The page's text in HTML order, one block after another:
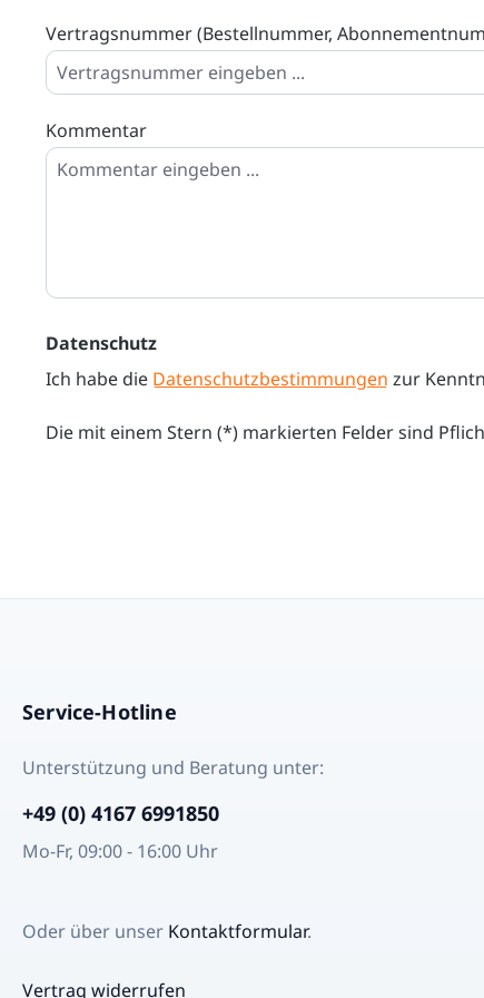
Vertragsnummer (Bestellnummer,
Kommentar
Datenschutz
Ich habe die Datenschutzbestimmungen zur
Die mit einem Stern (*) markierten Felder sind
Service-Hotline
Unterstützung und Beratung unter:
+49 (0) 4167 6991850
Mo-Fr, 09:00 - 16:00 Uhr
Oder über unser Kontaktformular.
Vertrag widerrufen